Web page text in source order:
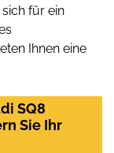
für ein
Ihnen eine
SQ8
Sie Ihr